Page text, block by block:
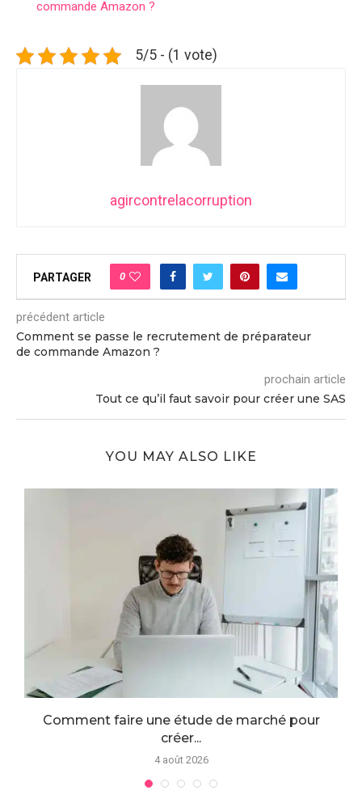
commande Amazon ?
5/5 - (1 vote)
agircontrelacorruption
PARTAGER 0
précédent article
Comment se passe le recrutement de préparateur
de commande Amazon ?
prochain article
Tout ce qu’il faut savoir pour créer une SAS
YOU MAY ALSO LIKE
Comment faire une étude de marché pour
créer...
4 août 2026